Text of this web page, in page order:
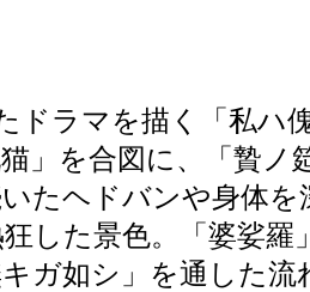
ドラマを描く「私ハ
」を合図に、「贄ノ
いたヘドバンや身体
した景色。「婆娑羅
キガ如シ」を通した